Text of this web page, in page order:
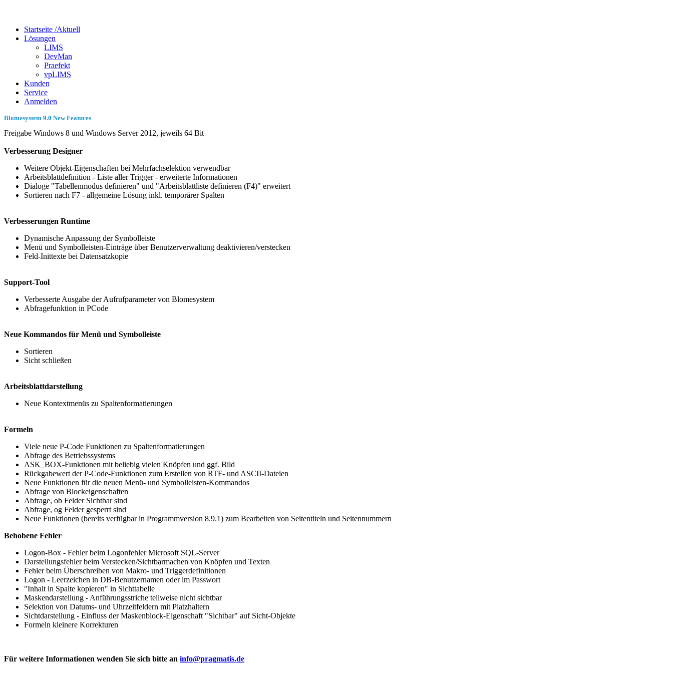
Startseite /Aktuell
Lösungen
LIMS
DevMan
Praefekt
vpLIMS
Kunden
Service
Anmelden
Blomesystem 9.0 New Features
Freigabe Windows 8 und Windows Server 2012, jeweils 64 Bit
Verbesserung Designer
Weitere Objekt-Eigenschaften bei Mehrfachselektion verwendbar
Arbeitsblattdefinition - Liste aller Trigger - erweiterte Informationen
Dialoge "Tabellenmodus definieren" und "Arbeitsblattliste definieren (F4)" erweitert
Sortieren nach F7 - allgemeine Lösung inkl. temporärer Spalten
Verbesserungen Runtime
Dynamische Anpassung der Symbolleiste
Menü und Symbolleisten-Einträge über Benutzerverwaltung deaktivieren/verstecken
Feld-Inittexte bei Datensatzkopie
Support-Tool
Verbesserte Ausgabe der Aufrufparameter von Blomesystem
Abfragefunktion in PCode
Neue Kommandos für Menü und Symbolleiste
Sortieren
Sicht schließen
Arbeitsblattdarstellung
Neue Kontextmenüs zu Spaltenformatierungen
Formeln
Viele neue P-Code Funktionen zu Spaltenformatierungen
Abfrage des Betriebssystems
ASK_BOX-Funktionen mit beliebig vielen Knöpfen und ggf. Bild
Rückgabewert der P-Code-Funktionen zum Erstellen von RTF- und ASCII-Dateien
Neue Funktionen für die neuen Menü- und Symbolleisten-Kommandos
Abfrage von Blockeigenschaften
Abfrage, ob Felder Sichtbar sind
Abfrage, og Felder gesperrt sind
Neue Funktionen (bereits verfügbar in Programmversion 8.9.1) zum Bearbeiten von Seitentiteln und Seitennummern
Behobene Fehler
Logon-Box - Fehler beim Logonfehler Microsoft SQL-Server
Darstellungsfehler beim Verstecken/Sichtbarmachen von Knöpfen und Texten
Fehler beim Überschreiben von Makro- und Triggerdefinitionen
Logon - Leerzeichen in DB-Benutzernamen oder im Passwort
"Inhalt in Spalte kopieren" in Sichttabelle
Maskendarstellung - Anführungsstriche teilweise nicht sichtbar
Selektion von Datums- und Uhrzeitfeldern mit Platzhaltern
Sichtdarstellung - Einfluss der Maskenblock-Eigenschaft "Sichtbar" auf Sicht-Objekte
Formeln kleinere Korrekturen
Für weitere Informationen wenden Sie sich bitte an